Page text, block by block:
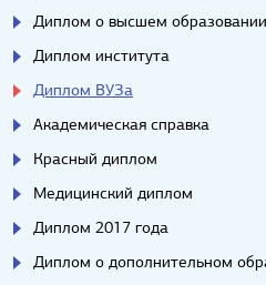
Диплом о высшем образовании
Диплом института
Диплом ВУЗа
Академическая справка
Красный диплом
Медицинский диплом
Диплом 2017 года
Диплом о дополнительном